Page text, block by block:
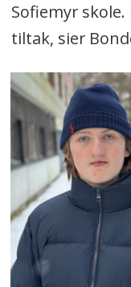
Sofiemyr
tiltak, sier